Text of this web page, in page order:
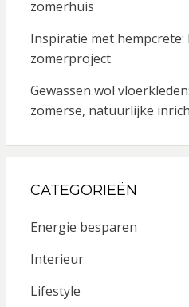
zomerhuis
Inspiratie met hempcrete:
zomerproject
Gewassen wol
zomerse, natuurlijke
CATEGORIEËN
Energie besparen
Interieur
Lifestyle